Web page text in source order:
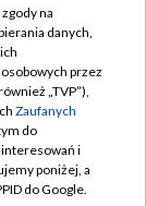
na
danych,
przez
„TVP”),
Zaufanych
do
i
poniżej, a
do Google.